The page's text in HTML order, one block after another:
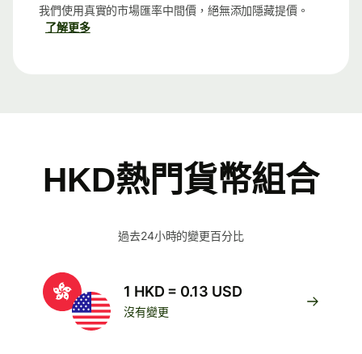
我們使用真實的市場匯率中間價，絕無添加隱藏提價。
了解更多
HKD熱門貨幣組合
過去24小時的變更百分比
1 HKD = 0.13 USD
沒有變更